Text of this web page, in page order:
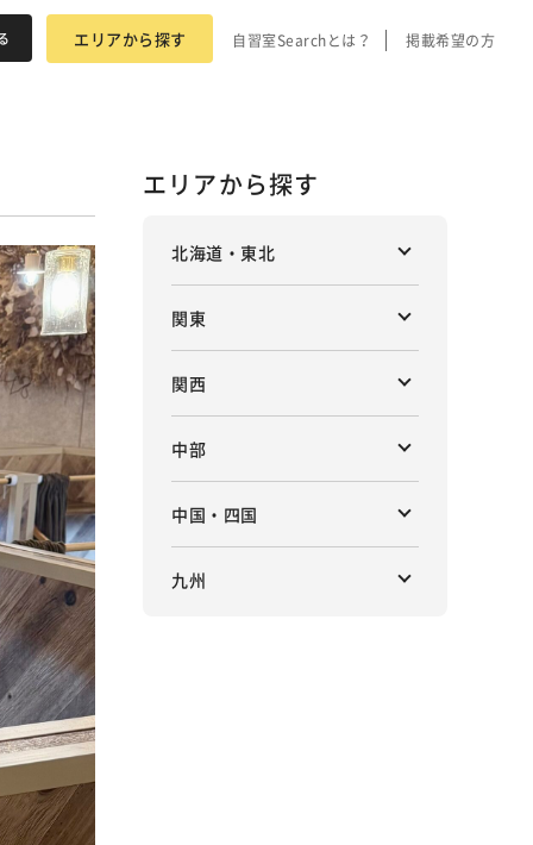
エリアから探す 自習室Searchとは？ 掲載希望の方
エリアから探す
北海道・東北
関東
関西
中部
中国・四国
九州